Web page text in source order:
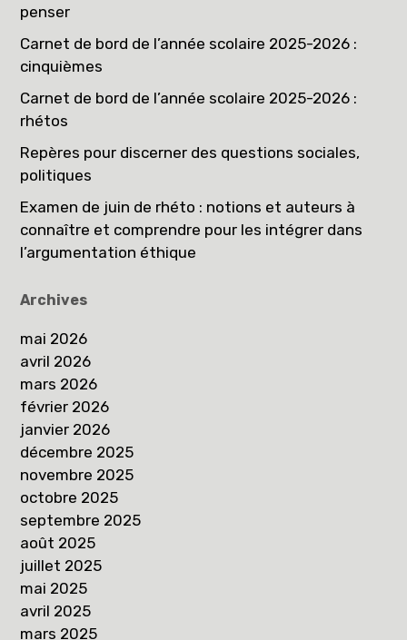
penser
Carnet de bord de l’année scolaire 2025-2026 :
cinquièmes
Carnet de bord de l’année scolaire 2025-2026 :
rhétos
Repères pour discerner des questions sociales,
politiques
Examen de juin de rhéto : notions et auteurs à
connaître et comprendre pour les intégrer dans
l’argumentation éthique
Archives
mai 2026
avril 2026
mars 2026
février 2026
janvier 2026
décembre 2025
novembre 2025
octobre 2025
septembre 2025
août 2025
juillet 2025
mai 2025
avril 2025
mars 2025